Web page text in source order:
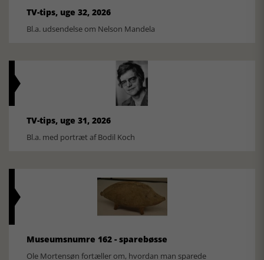
TV-tips, uge 32, 2026
Bl.a. udsendelse om Nelson Mandela
TV-tips, uge 31, 2026
Bl.a. med portræt af Bodil Koch
Museumsnumre 162 - sparebøsse
Ole Mortensøn fortæller om, hvordan man sparede